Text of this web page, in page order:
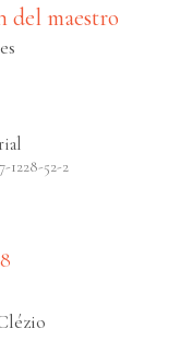
del maestro
1228-52-2